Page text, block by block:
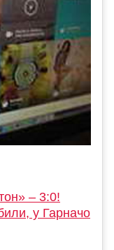
– 3:0!
у Гарначо